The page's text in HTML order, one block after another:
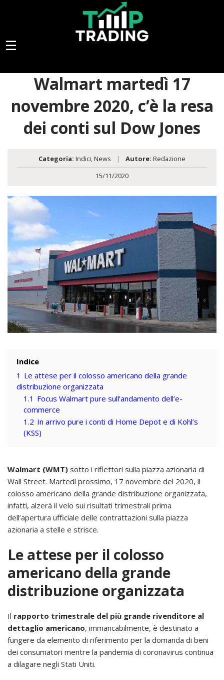
Walmart martedì 17
novembre 2020, c’è la resa
dei conti sul Dow Jones
Categoria: Indici,News | Autore: Redazione
15/11/2020
Indice
1 Le attese per il colosso americano della grande
distribuzione organizzata
1.1 Focus Walmart pure sull’andamento dell’e-
commerce
1.2 In arrivo pure i conti di Home Depot e di Kohl’s
(KSS)
Walmart (WMT) sotto i riflettori sulla piazza azionaria di
Wall Street. Martedì prossimo, 17 novembre del 2020, il
colosso americano della grande distribuzione organizzata,
infatti, alzerà il velo sui risultati trimestrali prima
dell’apertura ufficiale delle contrattazioni sulla piazza
azionaria a stelle e strisce.
Le attese per il colosso
americano della grande
distribuzione organizzata
Il rapporto trimestrale del più grande rivenditore al
dettaglio americano, immancabilmente, è destinato a
fungere da elemento di riferimento per la domanda di beni
dei consumatori mentre la pandemia di coronavirus continua
a dilagare negli Stati Uniti.